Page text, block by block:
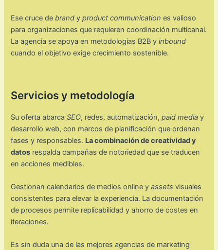
Ese cruce debrand yproduct communication es valioso
para organizaciones que requieren coordinación multicanal.
La agencia se apoya en metodologías B2B yinbound
cuando el objetivo exige crecimiento sostenible.
Servicios y metodología
Su oferta abarcaSEO, redes, automatización,paid media y
desarrollo web, con marcos de planificación que ordenan
fases y responsables. La combinación de creatividad y
datos respalda campañas de notoriedad que se traducen
en acciones medibles.
Gestionan calendarios de medios online yassets visuales
consistentes para elevar la experiencia. La documentación
de procesos permite replicabilidad y ahorro de costes en
iteraciones.
Es sin duda una de las mejores agencias de marketing